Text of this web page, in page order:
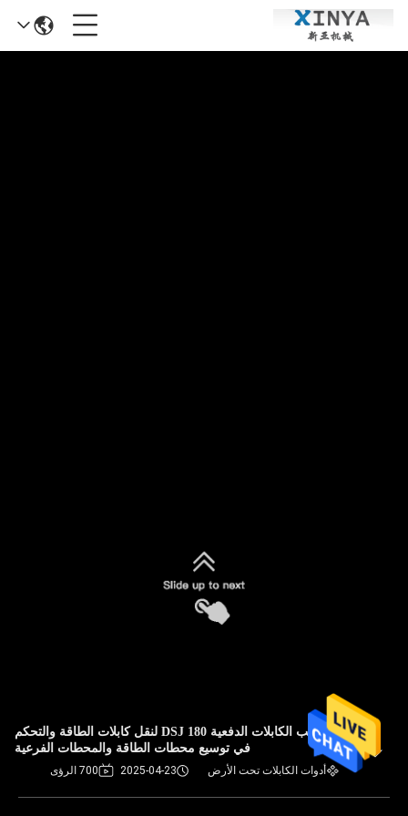
آلة سحب الكابلات الدفعية DSJ 180 لنقل كابلات الطاقة والتحكم
في توسيع محطات الطاقة والمحطات الفرعية
أدوات الكابلات تحت الأرض 2025-04-23 700 الرؤى